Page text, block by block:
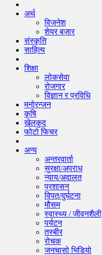
अर्थ
विजनेश
शेयर बजार
संस्कृति
साहित्य
शिक्षा
लोकसेवा
रोजगार
विज्ञान र प्रविधि
मनोरन्जन
कृषि
खेलकुद
फोटो फिचर
अन्य
अन्तरवार्ता
सुरक्षा/अपराध
न्याय/अदालत
प्रशासन
विपत/दुर्घटना
मौसम
स्वास्थ्य / जीवनशैली
पर्यटन
तस्बीर
रोचक
जनचासो भिडियो